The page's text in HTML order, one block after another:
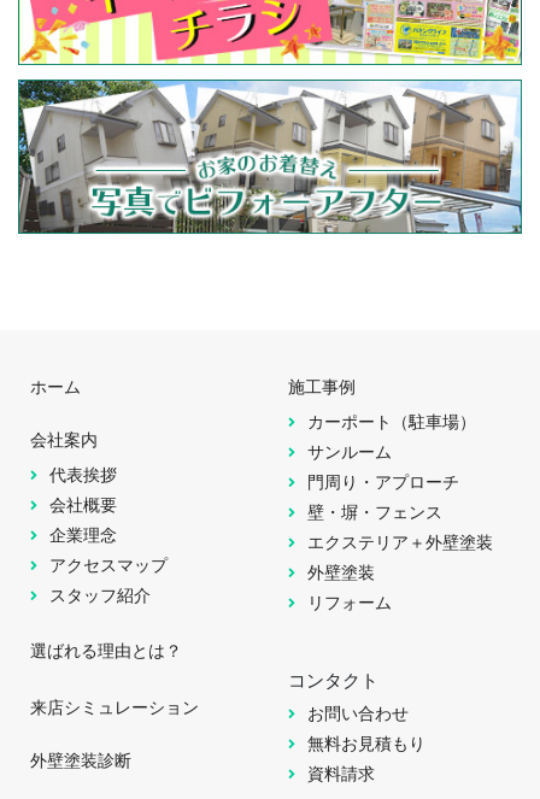
ホーム
会社案内
代表挨拶
会社概要
企業理念
アクセスマップ
スタッフ紹介
選ばれる理由とは？
施工事例
カーポート（駐車場）
サンルーム
門周り・アプローチ
壁・塀・フェンス
エクステリア＋外壁塗装
外壁塗装
リフォーム
来店シミュレーション
外壁塗装診断
コンタクト
お問い合わせ
無料お見積もり
資料請求